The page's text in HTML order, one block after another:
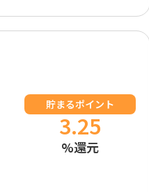
貯まるポイント
3.25
%還元